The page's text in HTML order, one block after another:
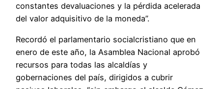
constantes devaluaciones y la pérdida acelerada
del valor adquisitivo de la moneda”.
Recordó el parlamentario socialcristiano que en
enero de este año, la Asamblea Nacional aprobó
recursos para todas las alcaldías y
gobernaciones del país, dirigidos a cubrir